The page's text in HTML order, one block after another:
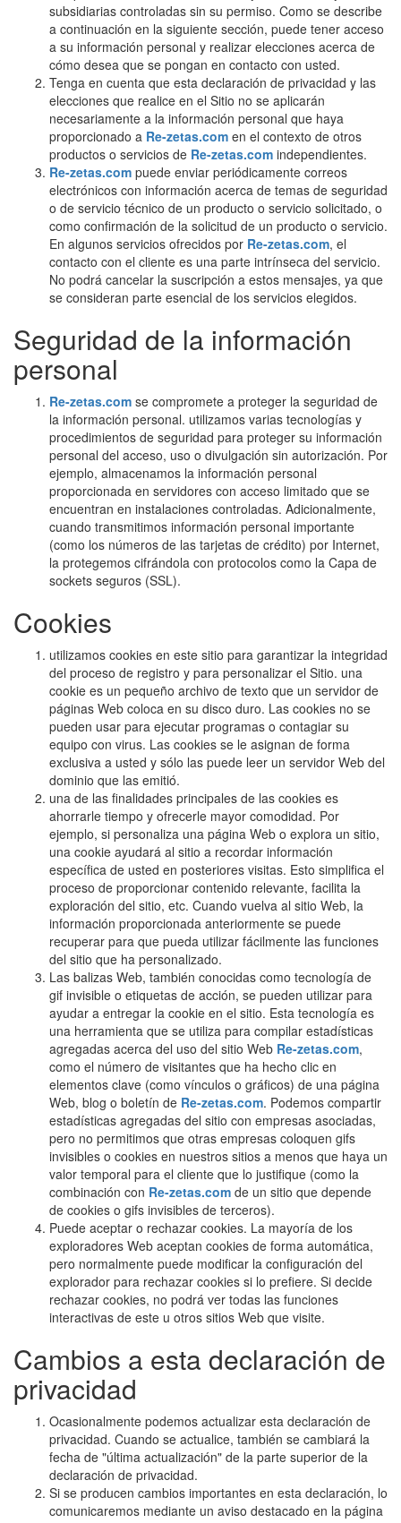
subsidiarias controladas sin su permiso. Como se describe
a continuación en la siguiente sección, puede tener acceso
a su información personal y realizar elecciones acerca de
cómo desea que se pongan en contacto con usted.
Tenga en cuenta que esta declaración de privacidad y las
elecciones que realice en el Sitio no se aplicarán
necesariamente a la información personal que haya
proporcionado a Re-zetas.com en el contexto de otros
productos o servicios de Re-zetas.com independientes.
Re-zetas.com puede enviar periódicamente correos
electrónicos con información acerca de temas de seguridad
o de servicio técnico de un producto o servicio solicitado, o
como confirmación de la solicitud de un producto o servicio.
En algunos servicios ofrecidos por Re-zetas.com, el
contacto con el cliente es una parte intrínseca del servicio.
No podrá cancelar la suscripción a estos mensajes, ya que
se consideran parte esencial de los servicios elegidos.
Seguridad de la información
personal
Re-zetas.com se compromete a proteger la seguridad de
la información personal. utilizamos varias tecnologías y
procedimientos de seguridad para proteger su información
personal del acceso, uso o divulgación sin autorización. Por
ejemplo, almacenamos la información personal
proporcionada en servidores con acceso limitado que se
encuentran en instalaciones controladas. Adicionalmente,
cuando transmitimos información personal importante
(como los números de las tarjetas de crédito) por Internet,
la protegemos cifrándola con protocolos como la Capa de
sockets seguros (SSL).
Cookies
utilizamos cookies en este sitio para garantizar la integridad
del proceso de registro y para personalizar el Sitio. una
cookie es un pequeño archivo de texto que un servidor de
páginas Web coloca en su disco duro. Las cookies no se
pueden usar para ejecutar programas o contagiar su
equipo con virus. Las cookies se le asignan de forma
exclusiva a usted y sólo las puede leer un servidor Web del
dominio que las emitió.
una de las finalidades principales de las cookies es
ahorrarle tiempo y ofrecerle mayor comodidad. Por
ejemplo, si personaliza una página Web o explora un sitio,
una cookie ayudará al sitio a recordar información
específica de usted en posteriores visitas. Esto simplifica el
proceso de proporcionar contenido relevante, facilita la
exploración del sitio, etc. Cuando vuelva al sitio Web, la
información proporcionada anteriormente se puede
recuperar para que pueda utilizar fácilmente las funciones
del sitio que ha personalizado.
Las balizas Web, también conocidas como tecnología de
gif invisible o etiquetas de acción, se pueden utilizar para
ayudar a entregar la cookie en el sitio. Esta tecnología es
una herramienta que se utiliza para compilar estadísticas
agregadas acerca del uso del sitio Web Re-zetas.com,
como el número de visitantes que ha hecho clic en
elementos clave (como vínculos o gráficos) de una página
Web, blog o boletín de Re-zetas.com. Podemos compartir
estadísticas agregadas del sitio con empresas asociadas,
pero no permitimos que otras empresas coloquen gifs
invisibles o cookies en nuestros sitios a menos que haya un
valor temporal para el cliente que lo justifique (como la
combinación con Re-zetas.com de un sitio que depende
de cookies o gifs invisibles de terceros).
Puede aceptar o rechazar cookies. La mayoría de los
exploradores Web aceptan cookies de forma automática,
pero normalmente puede modificar la configuración del
explorador para rechazar cookies si lo prefiere. Si decide
rechazar cookies, no podrá ver todas las funciones
interactivas de este u otros sitios Web que visite.
Cambios a esta declaración de
privacidad
Ocasionalmente podemos actualizar esta declaración de
privacidad. Cuando se actualice, también se cambiará la
fecha de "última actualización" de la parte superior de la
declaración de privacidad.
Si se producen cambios importantes en esta declaración, lo
comunicaremos mediante un aviso destacado en la página